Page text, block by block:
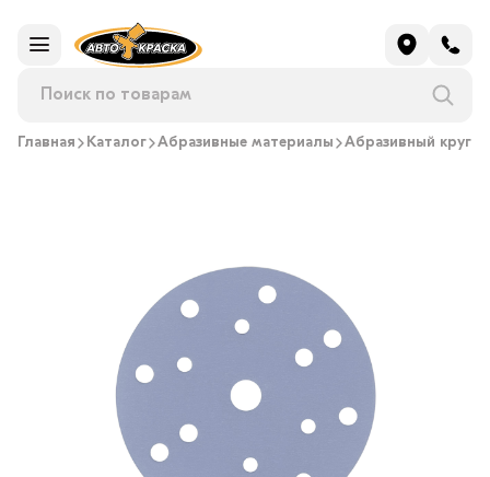
Главная Каталог Абразивные материалы Абразивный круг